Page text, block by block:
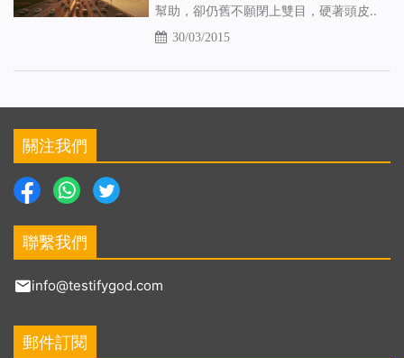
幫助，卻仍­舊不願閉上雙目，硬著頭皮..
30/03/2015
關注我們
聯繫我們
info@testifygod.com
郵件訂閱